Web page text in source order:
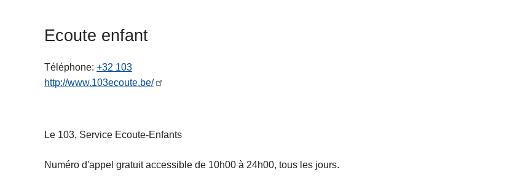
Ecoute enfant
Téléphone +32 103
http://www.103ecoute.be/
Le 103, Service Ecoute-Enfants
Numéro d'appel gratuit accessible de 10h00 à 24h00, tous les jours.